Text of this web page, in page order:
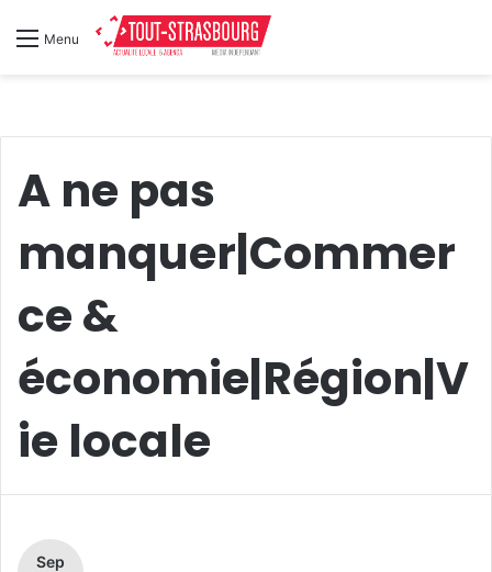
Menu
A ne pas
manquer|Commer
ce &
économie|Région|V
ie locale
Sep